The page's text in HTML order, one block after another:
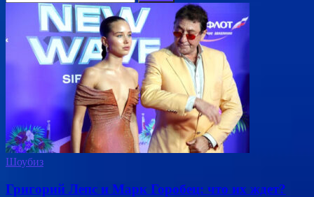
Шоубиз
Григорий Лепс и Марк Горобец: что их ждет?